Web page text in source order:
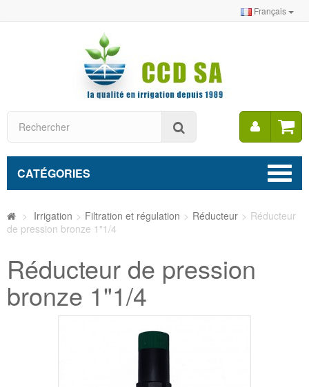
Français
Mon
CATÉGORIES
> Irrigation > Filtration et régulation > Réducteur > Réducteur
de pression bronze 1"1/4
Réducteur de pression
bronze 1"1/4